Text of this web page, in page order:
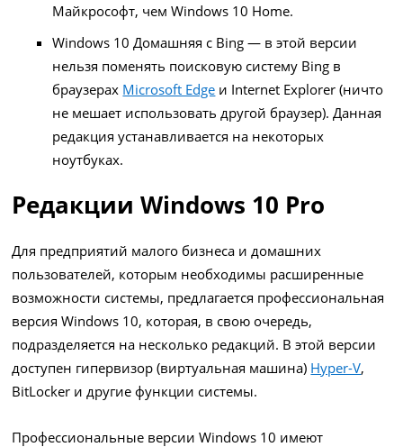
Майкрософт, чем Windows 10 Home.
Windows 10 Домашняя с Bing — в этой версии
нельзя поменять поисковую систему Bing в
браузерах Microsoft Edge и Internet Explorer (ничто
не мешает использовать другой браузер). Данная
редакция устанавливается на некоторых
ноутбуках.
Редакции Windows 10 Pro
Для предприятий малого бизнеса и домашних
пользователей, которым необходимы расширенные
возможности системы, предлагается профессиональная
версия Windows 10, которая, в свою очередь,
подразделяется на несколько редакций. В этой версии
доступен гипервизор (виртуальная машина) Hyper-V,
BitLocker и другие функции системы.
Профессиональные версии Windows 10 имеют